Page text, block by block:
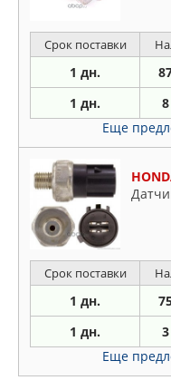
Срок поставки
1 дн.
1 дн.
Еще
Срок поставки
1 дн.
1 дн.
Еще